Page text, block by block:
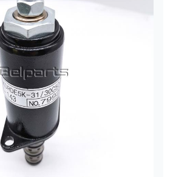
Wij hebben een sterk
logistieksysteem, dat volgens
klantenvereisten kan worden
geselecteerd